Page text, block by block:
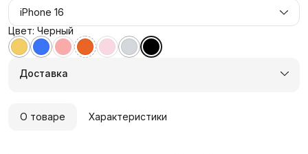
iPhone 16
Цвет: Черный
Доставка
О товаре Характеристики